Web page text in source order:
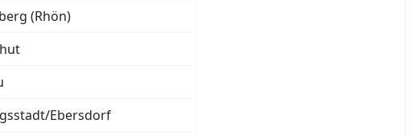
(Rhön)
Ebersdorf